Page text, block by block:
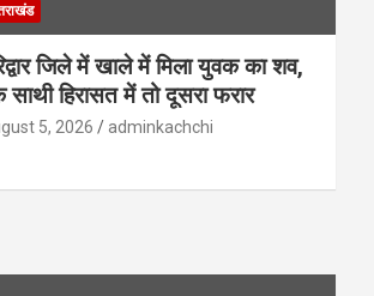
जिले में खाले में मिला युवक का शव,
साथी हिरासत में तो दूसरा फरार
5, 2026 adminkachchi